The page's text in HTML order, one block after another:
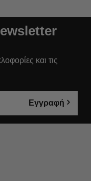
και τις
Εγγραφή